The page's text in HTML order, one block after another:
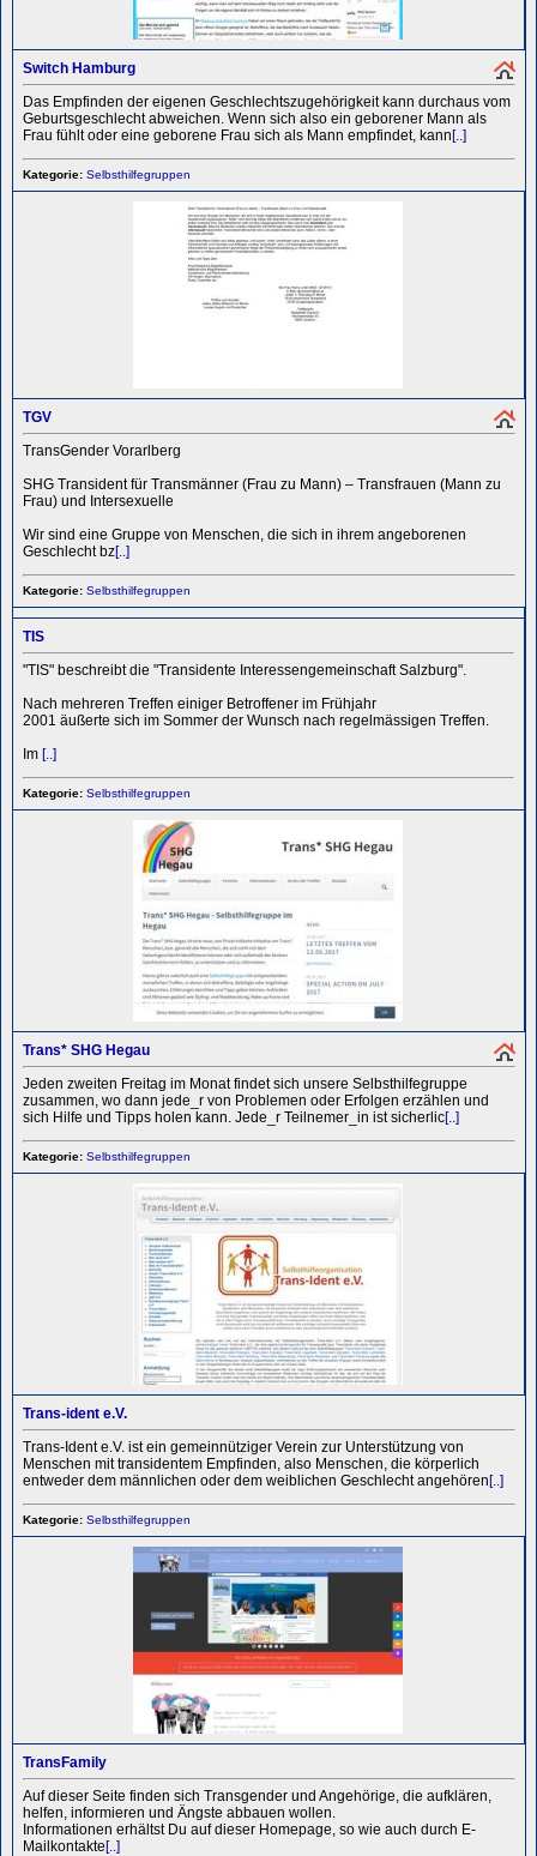
Switch Hamburg
Das Empfinden der eigenen Geschlechtszugehörigkeit kann durchaus vom
Geburtsgeschlecht abweichen. Wenn sich also ein geborener Mann als
Frau fühlt oder eine geborene Frau sich als Mann empfindet, kann [..]
Kategorie: Selbsthilfegruppen
TGV
TransGender Vorarlberg
SHG Transident für Transmänner (Frau zu Mann) – Transfrauen (Mann zu
Frau) und Intersexuelle
Wir sind eine Gruppe von Menschen, die sich in ihrem angeborenen
Geschlecht bz[..]
Kategorie: Selbsthilfegruppen
TIS
"TIS" beschreibt die "Transidente Interessengemeinschaft Salzburg".
Nach mehreren Treffen einiger Betroffener im Frühjahr
2001 äußerte sich im Sommer der Wunsch nach regelmässigen Treffen.
Im [..]
Kategorie: Selbsthilfegruppen
Trans* SHG Hegau
Jeden zweiten Freitag im Monat findet sich unsere Selbsthilfegruppe
zusammen, wo dann jede_r von Problemen oder Erfolgen erzählen und
sich Hilfe und Tipps holen kann. Jede_r Teilnemer_in ist sicherlic[..]
Kategorie: Selbsthilfegruppen
Trans-ident e.V.
Trans-Ident e.V. ist ein gemeinnütziger Verein zur Unterstützung von
Menschen mit transidentem Empfinden, also Menschen, die körperlich
entweder dem männlichen oder dem weiblichen Geschlecht angehören [..]
Kategorie: Selbsthilfegruppen
TransFamily
Auf dieser Seite finden sich Transgender und Angehörige, die aufklären,
helfen, informieren und Ängste abbauen wollen.
Informationen erhältst Du auf dieser Homepage, so wie auch durch E-
Mailkontakte [..]